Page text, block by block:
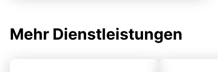
Mehr Dienstleistungen